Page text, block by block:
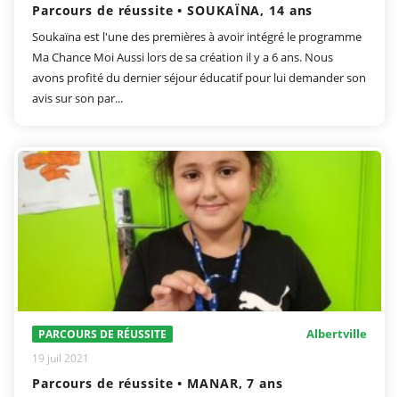
Parcours de réussite • SOUKAÏNA, 14 ans
Soukaïna est l'une des premières à avoir intégré le programme
Ma Chance Moi Aussi lors de sa création il y a 6 ans. Nous
avons profité du dernier séjour éducatif pour lui demander son
avis sur son par...
PARCOURS DE RÉUSSITE Albertville
19 juil 2021
Parcours de réussite • MANAR, 7 ans